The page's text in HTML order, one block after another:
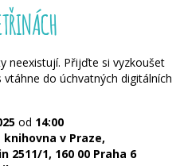
neexistují. Přijďte si vyzkoušet
do úchvatných digitálních
od 14:00
v Praze,
2511/1, 160 00 Praha 6